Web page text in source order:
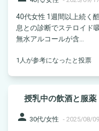
40代女性 1週間以上続く酷い咳の為、呼吸器科を受診、咳喘
息との診断でステロイド吸入
無水アルコールが含...
1人が参考になったと投票
授乳中の飲酒と服薬
person 30代/女性 - 2025/08/09